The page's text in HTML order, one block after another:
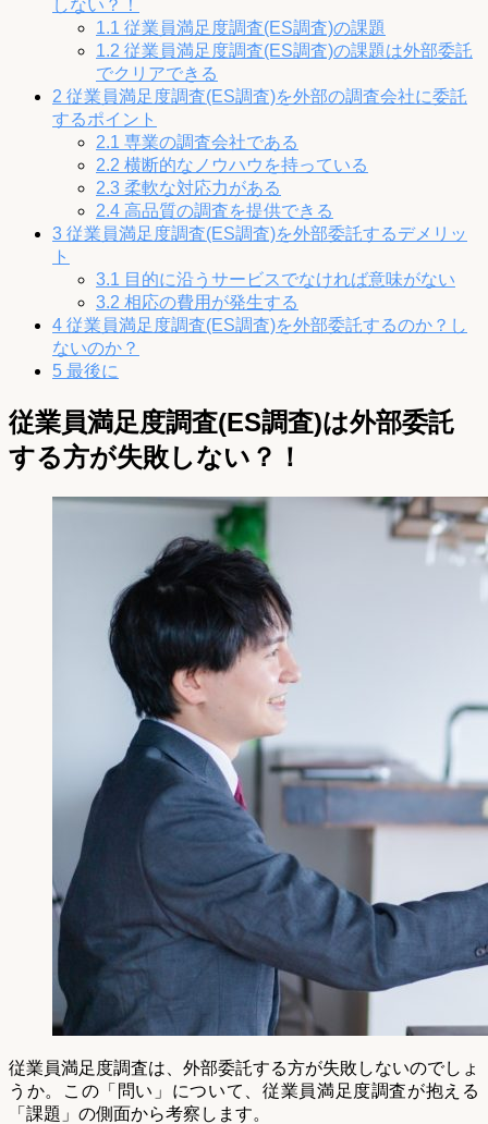
しない？！
1.1 従業員満足度調査(ES調査)の課題
1.2 従業員満足度調査(ES調査)の課題は外部委託
でクリアできる
2 従業員満足度調査(ES調査)を外部の調査会社に委託
するポイント
2.1 専業の調査会社である
2.2 横断的なノウハウを持っている
2.3 柔軟な対応力がある
2.4 高品質の調査を提供できる
3 従業員満足度調査(ES調査)を外部委託するデメリッ
ト
3.1 目的に沿うサービスでなければ意味がない
3.2 相応の費用が発生する
4 従業員満足度調査(ES調査)を外部委託するのか？し
ないのか？
5 最後に
従業員満足度調査(ES調査)は外部委託
する方が失敗しない？！
従業員満足度調査は、外部委託する方が失敗しないのでしょ
うか。この「問い」について、従業員満足度調査が抱える
「課題」の側面から考察します。